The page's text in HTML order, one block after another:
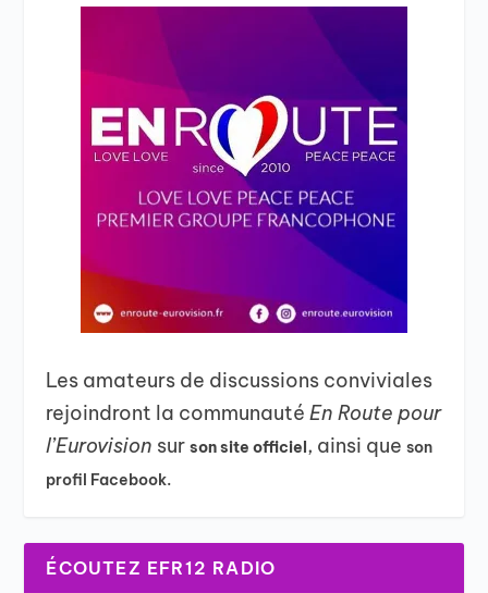
Les amateurs de discussions conviviales
rejoindront la communautéEn Route pour
l’Eurovision surson site officiel, ainsi queson
profil Facebook.
ÉCOUTEZ EFR12 RADIO